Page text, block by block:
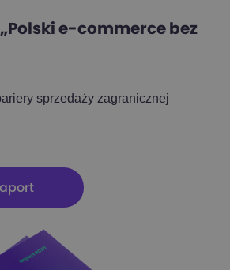
e-commerce bez
sprzedaży zagranicznej